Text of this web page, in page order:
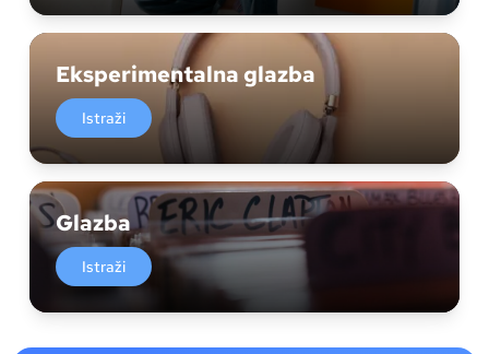
Eksperimentalna glazba
Istraži
Glazba
Istraži